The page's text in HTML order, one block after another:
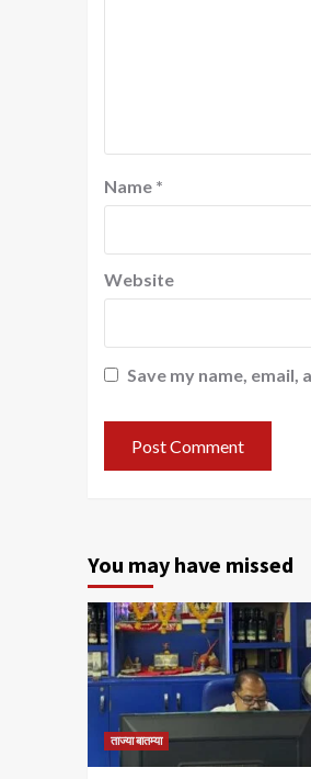
Name *
Website
Save my name,
You may have missed
ताज्या बातम्या